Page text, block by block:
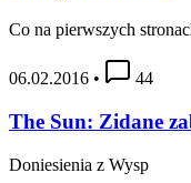
Co na pierwszych
06.02.2016 • 44
The Sun: Zidane
Doniesienia z Wysp